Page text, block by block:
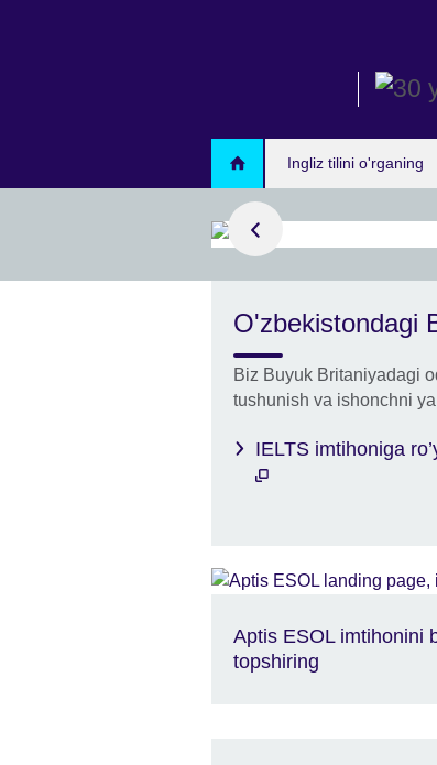
Ingliz tilini o'rganing
ma'lumot
O'zbekistondagi
Biz Buyuk Britaniyadagi
tushunish va ishonchni
IELTS imtihoniga
Aptis ESOL imtihonini
topshiring